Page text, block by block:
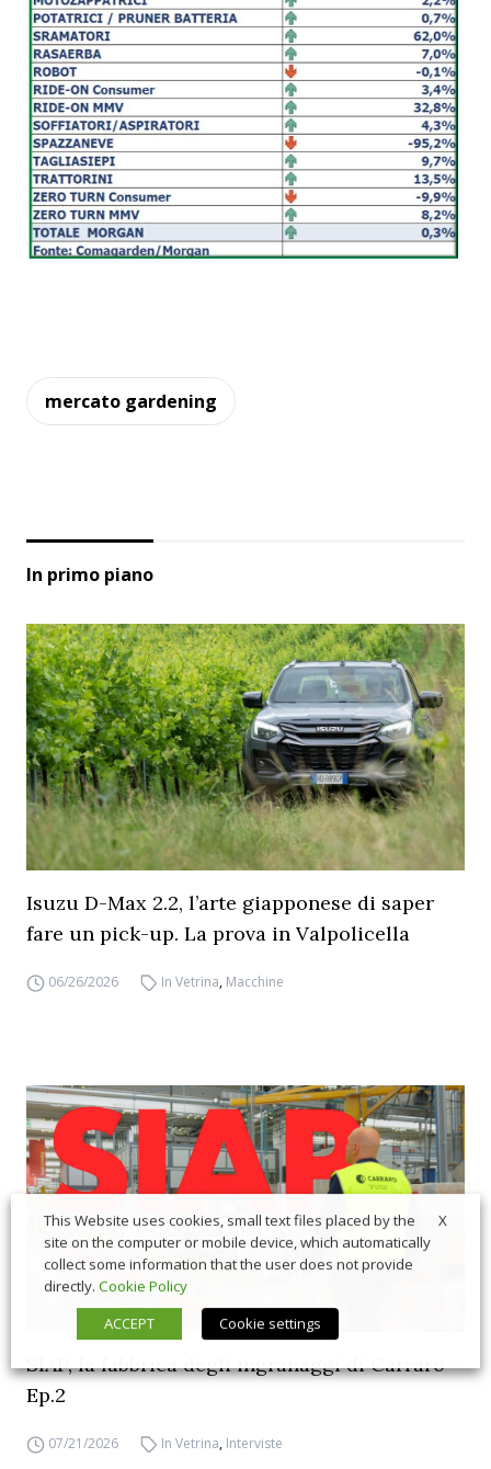
mercato gardening
In primo piano
Isuzu D-Max 2.2, l’arte giapponese di saper
fare un pick-up. La prova in Valpolicella
06/26/2026 In Vetrina, Macchine
SIAP, la fabbrica degli ingranaggi di Carraro –
Ep.2
07/21/2026 In Vetrina, Interviste
X
This Website uses cookies, small text files placed by the
site on the computer or mobile device, which automatically
collect some information that the user does not provide
directly. Cookie Policy
ACCEPT
Cookie settings